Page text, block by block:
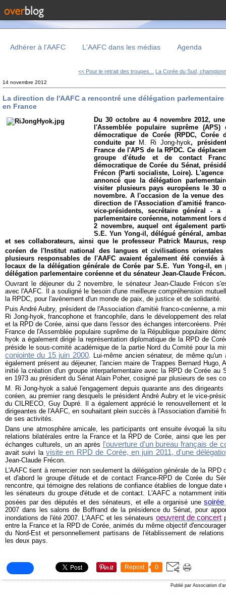
Adhérer à l'AAFC L'AAFC dans les médias Agenda
<< Pour le retrait des troupes... La Corée du Sud,
14 novembre 2012
La direction de l'AAFC a rencontré une délégation
en France
Du 30 octobre au 4 novembre 2012,
l'Assemblée populaire suprême
démocratique de Corée (RPDC,
conduite par M. Ri Jong-hyok,
France de l'APS de la RPDC. Ce
groupe d'étude et de contact
démocratique de Corée du Sénat,
Frécon (Parti socialiste, Loire).
annoncé que la délégation
visiter plusieurs pays européens le 30
novembre. A l'occasion de la venue
direction de l'Association d'amitié
vice-présidents, secrétaire général -
parlementaire coréenne, notamment lors
2 novembre, auquel ont également
S.E. Yun Yong-il, délégué général,
et ses collaborateurs, ainsi que le professeur Patrick Maurus,
coréen de l'Institut national des langues et civilisations orientales
plusieurs responsables de l'AAFC avaient également été conviés
locaux de la délégation générale de Corée par S.E. Yun Yong-il, en
délégation parlementaire coréenne et du sénateur Jean-Claude Frécon.
Ouvrant le déjeuner du 2 novembre, le sénateur Jean-Claude Frécon
avec l'AAFC. Il a souligné le besoin d'une meilleure compréhension
la RPDC, pour l'avènement d'un monde de paix, de justice et de solidarité.
Puis André Aubry, président de l'Association d'amitié franco-coréenne, a
Ri Jong-hyok, francophone et francophile, dans le développement des
et la RPD de Corée, ainsi que dans l'essor des échanges intercoréens.
France de l'Assemblée populaire suprême de la République populaire
hyok a également dirigé la représentation diplomatique de la RPD de
préside le sous-comité académique de la partie Nord du Comité pour la
conjointe du 15 juin 2000. Lui-même ancien sénateur, de même qu'un
également présent au déjeuner, l'ancien maire de Trappes Bernard Hugo,
initié la création d'un groupe interparlementaire avec la RPD de Corée au
en 1973 au président du Sénat Alain Poher, cosigné par plusieurs de ses
M. Ri Jong-hyok a salué l'engagement depuis quarante ans des
coréen, au premier rang desquels le président André Aubry et le vice-
du CILRECO, Guy Dupré. Il a également apprécié le renouvellement et
dirigeantes de l'AAFC, en souhaitant plein succès à l'Association d'amitié
de ses activités.
Dans une atmosphère amicale, les participants ont ensuite évoqué la
relations bilatérales entre la France et la RPD de Corée, ainsi que les
échanges culturels, un an après l'ouverture d'un bureau français de
avait suivi lavisite en RPD de Corée, en juin 2011, d'une
Jean-Claude Frécon.
L'AAFC tient à remercier non seulement la délégation générale de la RPD
et d'abord le groupe d'étude et de contact France-RPD de Corée du
rencontre, qui témoigne des relations de confiance établies de longue
les sénateurs du groupe d'étude et de contact. L'AAFC a notamment
posées par des députés et des sénateurs, et elle a organisé une
2007 dans les salons de Boffrand de la présidence du Sénat, pour
inondations de l'été 2007. L'AAFC et les sénateurs oeuvrent de concert
entre la France et la RPD de Corée, animés du même objectif
du Nord-Est et personnellement partisans de l'établissement de
les deux pays.
Repost 0
Publié par Association